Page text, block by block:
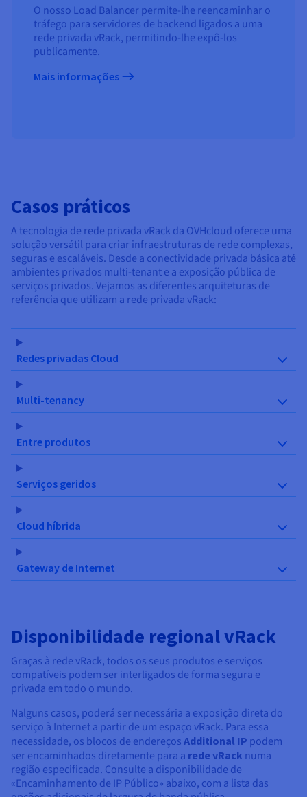
O nosso Load Balancer permite-lhe reencaminhar o
tráfego para servidores de backend ligados a uma
rede privada vRack, permitindo-lhe expô-los
publicamente.
Mais informações
Casos práticos
A tecnologia de rede privada vRack da OVHcloud oferece uma
solução versátil para criar infraestruturas de rede complexas,
seguras e escaláveis. Desde a conectividade privada básica até
ambientes privados multi-tenant e a exposição pública de
serviços privados. Vejamos as diferentes arquiteturas de
referência que utilizam a rede privada vRack:
Redes privadas Cloud
Multi-tenancy
Entre produtos
Serviços geridos
Cloud híbrida
Gateway de Internet
Disponibilidade regional vRack
Graças à rede vRack, todos os seus produtos e serviços
compatíveis podem ser interligados de forma segura e
privada em todo o mundo.
Nalguns casos, poderá ser necessária a exposição direta do
serviço à Internet a partir de um espaço vRack. Para essa
necessidade, os blocos de endereços Additional IP podem
ser encaminhados diretamente para a rede vRack numa
região especificada. Consulte a disponibilidade de
«Encaminhamento de IP Público» abaixo, com a lista das